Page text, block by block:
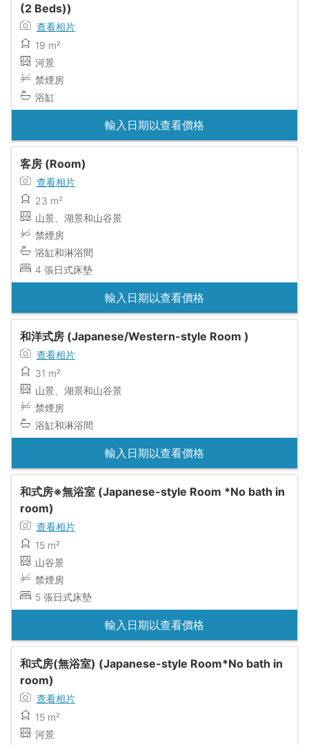
(2 Beds))
查看相片
19 m²
河景
禁煙房
浴缸
輸入日期以查看價格
客房 (Room)
查看相片
23 m²
山景、湖景和山谷景
禁煙房
浴缸和淋浴間
4 張日式床墊
輸入日期以查看價格
和洋式房 (Japanese/Western-style Room )
查看相片
31 m²
山景、湖景和山谷景
禁煙房
浴缸和淋浴間
輸入日期以查看價格
和式房※無浴室 (Japanese-style Room *No bath in
room)
查看相片
15 m²
山谷景
禁煙房
5 張日式床墊
輸入日期以查看價格
和式房(無浴室) (Japanese-style Room*No bath in
room)
查看相片
15 m²
河景